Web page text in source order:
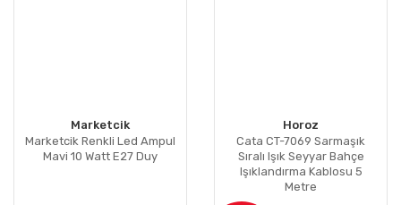
Marketcik
Marketcik Renkli Led Ampul
Mavi 10 Watt E27 Duy
Horoz
Cata CT-7069 Sarmaşık
Sıralı Işık Seyyar Bahçe
Işıklandırma Kablosu 5
Metre